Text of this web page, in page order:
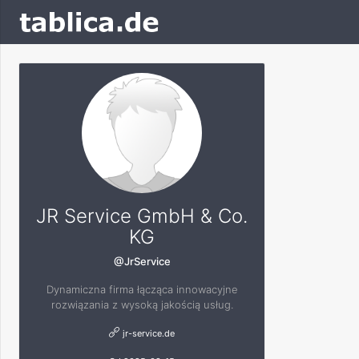
JR Service GmbH & Co.
KG
@JrService
Dynamiczna firma łącząca innowacyjne
rozwiązania z wysoką jakością usług.
jr-service.de